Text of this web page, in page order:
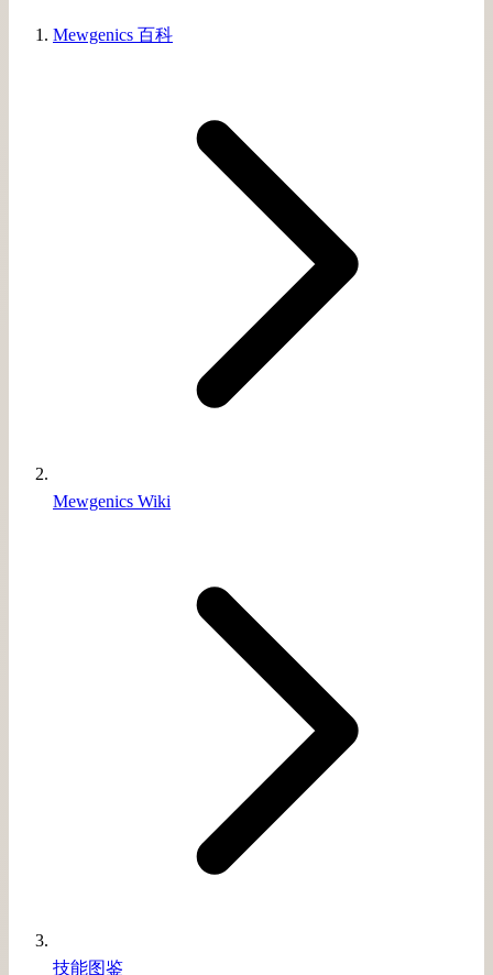
Mewgenics 百科
Mewgenics Wiki
技能图鉴